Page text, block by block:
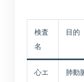
検査
名
目的
心エ
肺動